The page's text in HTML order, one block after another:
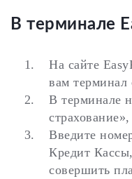
В терминале
На сайте
вам терминал
В терминале
Введите
Кредит
совершить